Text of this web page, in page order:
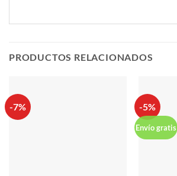
PRODUCTOS RELACIONADOS
-7% -5%
Envío gratis